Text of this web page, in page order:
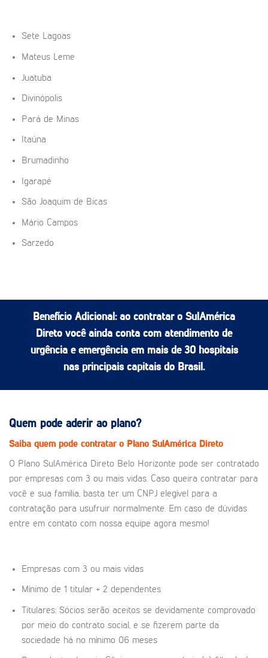
Sete Lagoas
Mateus Leme
Juatuba
Divinópolis
Pará de Minas
Itaúna
Brumadinho
Igarapé
São Joaquim de Bicas
Mário Campos
Sarzedo
Benefício Adicional:ao contratar o SulAmérica
Direto você ainda conta com atendimento de
urgência e emergência em mais de 30 hospitais
nas principais capitais do Brasil.
Quem pode aderir ao plano?
Saiba quem pode contratar o Plano SulAmérica Direto
O Plano SulAmérica Direto Belo Horizonte pode ser contratado
por empresas com 3 ou mais vidas. Caso queira contratar para
você e sua família, basta ter um CNPJ elegível para a
contratação para usufruir normalmente. Em caso de dúvidas
entre em contato com nossa equipe agora mesmo!
Empresas com 3 ou mais vidas
Mínimo de 1 titular + 2 dependentes
Titulares: Sócios serão aceitos se devidamente comprovado
por meio do contrato social, e se fizerem parte da
sociedade há no mínimo 06 meses